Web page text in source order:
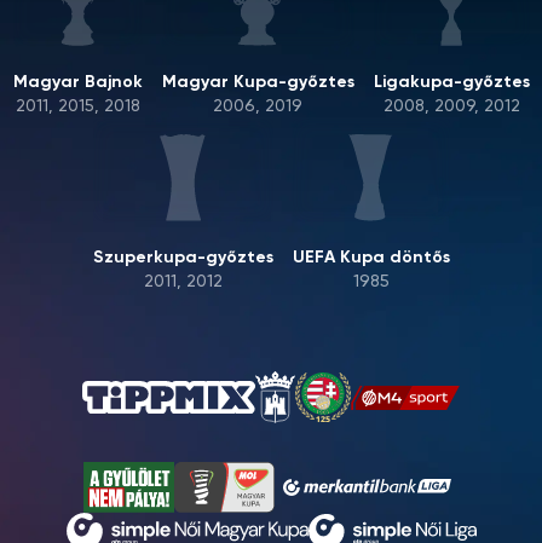
Magyar Bajnok
2011, 2015, 2018
Magyar Kupa-győztes
2006, 2019
Ligakupa-győztes
2008, 2009, 2012
Szuperkupa-győztes
2011, 2012
UEFA Kupa döntős
1985